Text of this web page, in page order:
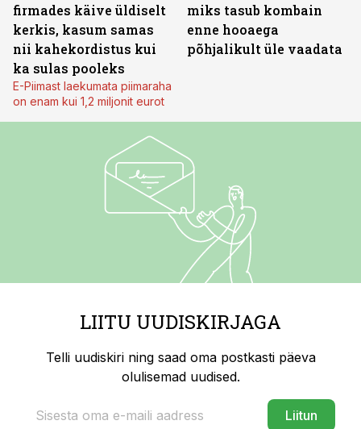
firmades käive üldiselt
kerkis, kasum samas
nii kahekordistus kui
ka sulas pooleks
E-Piimast laekumata piimaraha
on enam kui 1,2 miljonit eurot
miks tasub kombain
enne hooaega
põhjalikult üle vaadata
LIITU UUDISKIRJAGA
Telli uudiskiri ning saad oma postkasti päeva
olulisemad uudised.
Liitun